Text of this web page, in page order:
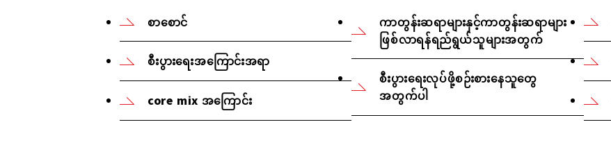
စာစောင်
စီးပွားရေးအကြောင်းအရာ
core mix အကြောင်း
ကာတွန်းဆရာများနှင့်ကာတွန်းဆရာများ
ဖြစ်လာရန်ရည်ရွယ်သူများအတွက်
စီးပွားရေးလုပ်ဖို့စဉ်းစားနေသူတွေ
အတွက်ပါ